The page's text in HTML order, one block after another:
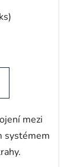
mezi
systémem